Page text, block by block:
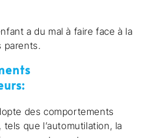
a du mal à faire face à la
parents.
des comportements
que l’automutilation, la